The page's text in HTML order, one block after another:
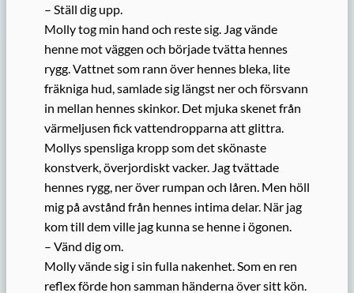
– Ställ dig upp.
Molly tog min hand och reste sig. Jag vände
henne mot väggen och började tvätta hennes
rygg. Vattnet som rann över hennes bleka, lite
fräkniga hud, samlade sig längst ner och försvann
in mellan hennes skinkor. Det mjuka skenet från
värmeljusen fick vattendropparna att glittra.
Mollys spensliga kropp som det skönaste
konstverk, överjordiskt vacker. Jag tvättade
hennes rygg, ner över rumpan och låren. Men höll
mig på avstånd från hennes intima delar. När jag
kom till dem ville jag kunna se henne i ögonen.
– Vänd dig om.
Molly vände sig i sin fulla nakenhet. Som en ren
reflex förde hon samman händerna över sitt kön.